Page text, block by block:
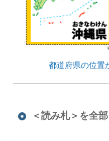
都道府県の位置
＜読み札＞を全